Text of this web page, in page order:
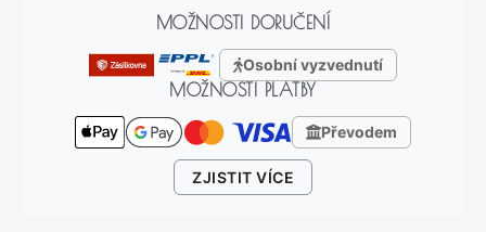
MOŽNOSTI DORUČENÍ
Osobní vyzvednutí
MOŽNOSTI PLATBY
Převodem
ZJISTIT VÍCE